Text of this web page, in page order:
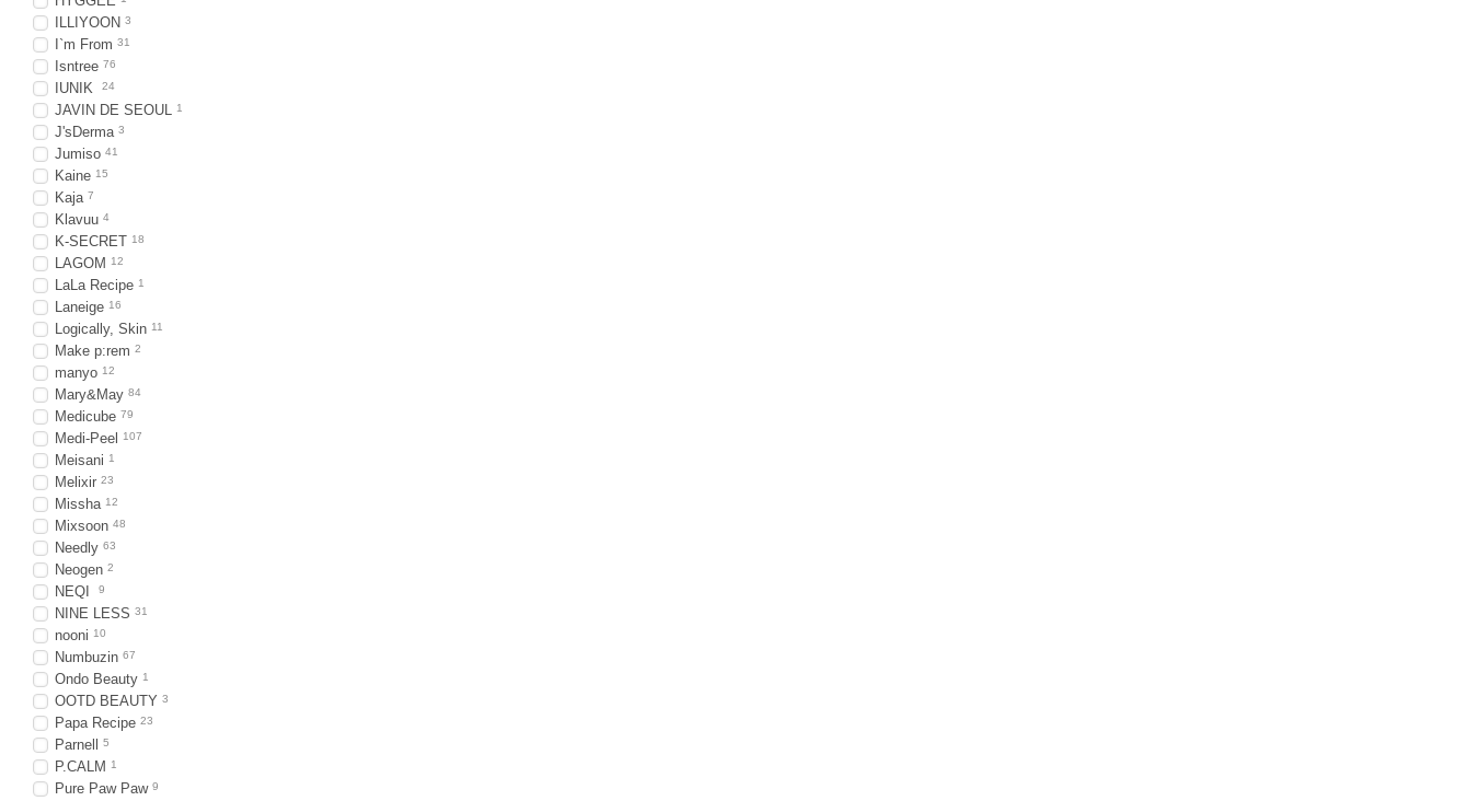
ILLIYOON 3
I`m From 31
Isntree 76
IUNIK 24
JAVIN DE SEOUL 1
J'sDerma 3
Jumiso 41
Kaine 15
Kaja 7
Klavuu 4
K-SECRET 18
LAGOM 12
LaLa Recipe 1
Laneige 16
Logically, Skin 11
Make p:rem 2
manyo 12
Mary&May 84
Medicube 79
Medi-Peel 107
Meisani 1
Melixir 23
Missha 12
Mixsoon 48
Needly 63
Neogen 2
NEQI 9
NINE LESS 31
nooni 10
Numbuzin 67
Ondo Beauty 1
OOTD BEAUTY 3
Papa Recipe 23
Parnell 5
P.CALM 1
Pure Paw Paw 9